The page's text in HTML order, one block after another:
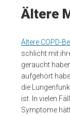
Ältere
Ältere COPD-
schlicht mit
geraucht
aufgehört
die
ist. In vielen
Symptome